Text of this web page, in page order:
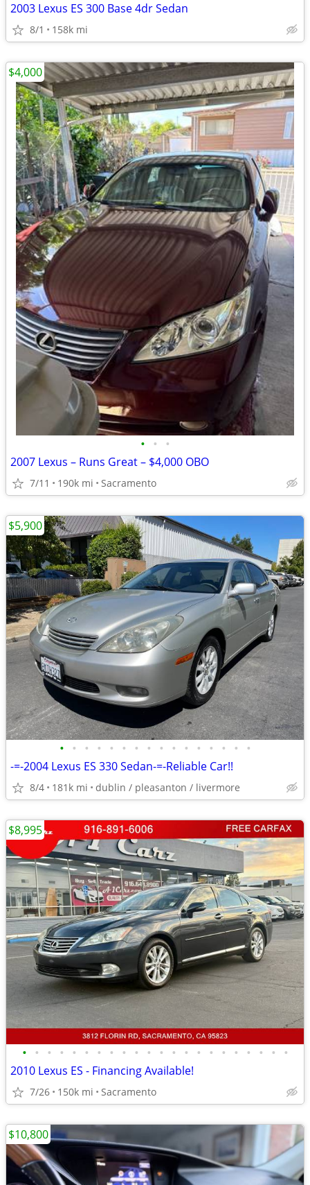
2003 Lexus ES 300 Base 4dr Sedan
8/1 158k mi
• • •
2007 Lexus – Runs Great – $4,000 OBO
7/11 190k mi Sacramento
$4,000
• • • • • • • • • • • • • • • •
-=-2004 Lexus ES 330 Sedan-=-Reliable Car!!
8/4 181k mi dublin / pleasanton / livermore
$5,900
• • • • • • • • • • • • • • • • • • • • • •
2010 Lexus ES - Financing Available!
7/26 150k mi Sacramento
$8,995
$10,800